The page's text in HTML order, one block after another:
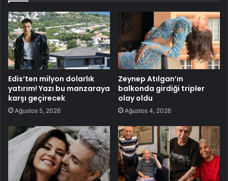
Edis’ten milyon dolarlık
yatırım! Yazı bu manzaraya
karşı geçirecek
Ağustos 5, 2026
Zeynep Atılgan’ın
balkonda girdiği tripler
olay oldu
Ağustos 4, 2026